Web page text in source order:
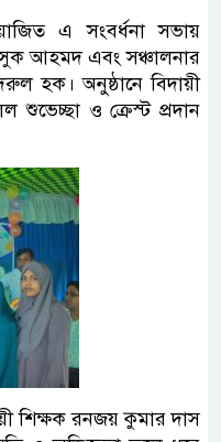
এ সংবর্ধনা সভায়
আহমদ এবং সঞ্চালনার
হক। অনুষ্ঠানে বিদায়ী
ও ক্রেস্ট প্রদান
শিক্ষক রনজয় কুমার দাস